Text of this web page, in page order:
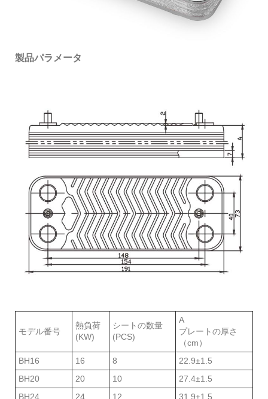
製品パラメータ
モデル番号
熱負荷
(KW)
シートの数量
(PCS)
A
プレートの厚さ
（cm）
BH16
16 8
22.9±1.5
BH20
20 10
27.4±1.5
BH24
24 12
31.9±1.5